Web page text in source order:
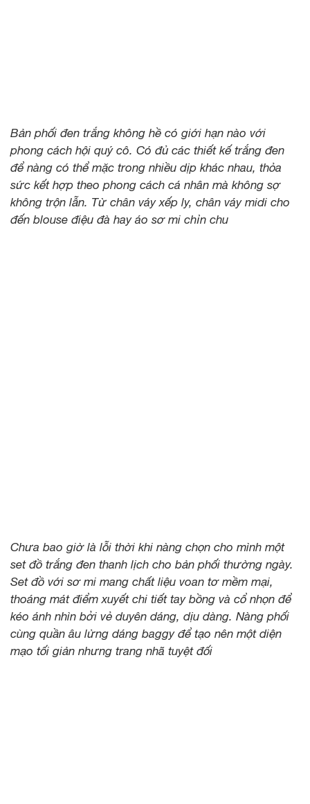
Bản phối đen trắng không hề có giới hạn nào với
phong cách hội quý cô. Có đủ các thiết kế trắng đen
để nàng có thể mặc trong nhiều dịp khác nhau, thỏa
sức kết hợp theo phong cách cá nhân mà không sợ
không trộn lẫn. Từ chân váy xếp ly, chân váy midi cho
đến blouse điệu đà hay áo sơ mi chỉn chu
Chưa bao giờ là lỗi thời khi nàng chọn cho mình một
set đồ trắng đen thanh lịch cho bản phối thường ngày.
Set đồ với sơ mi mang chất liệu voan tơ mềm mại,
thoáng mát điểm xuyết chi tiết tay bồng và cổ nhọn để
kéo ánh nhìn bởi vẻ duyên dáng, dịu dàng. Nàng phối
cùng quần âu lửng dáng baggy để tạo nên một diện
mạo tối giản nhưng trang nhã tuyệt đối